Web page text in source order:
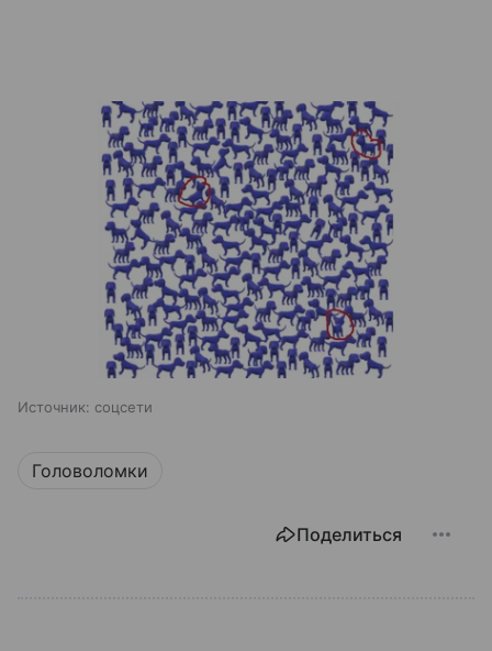
Источник: соцсети
Головоломки
Поделиться